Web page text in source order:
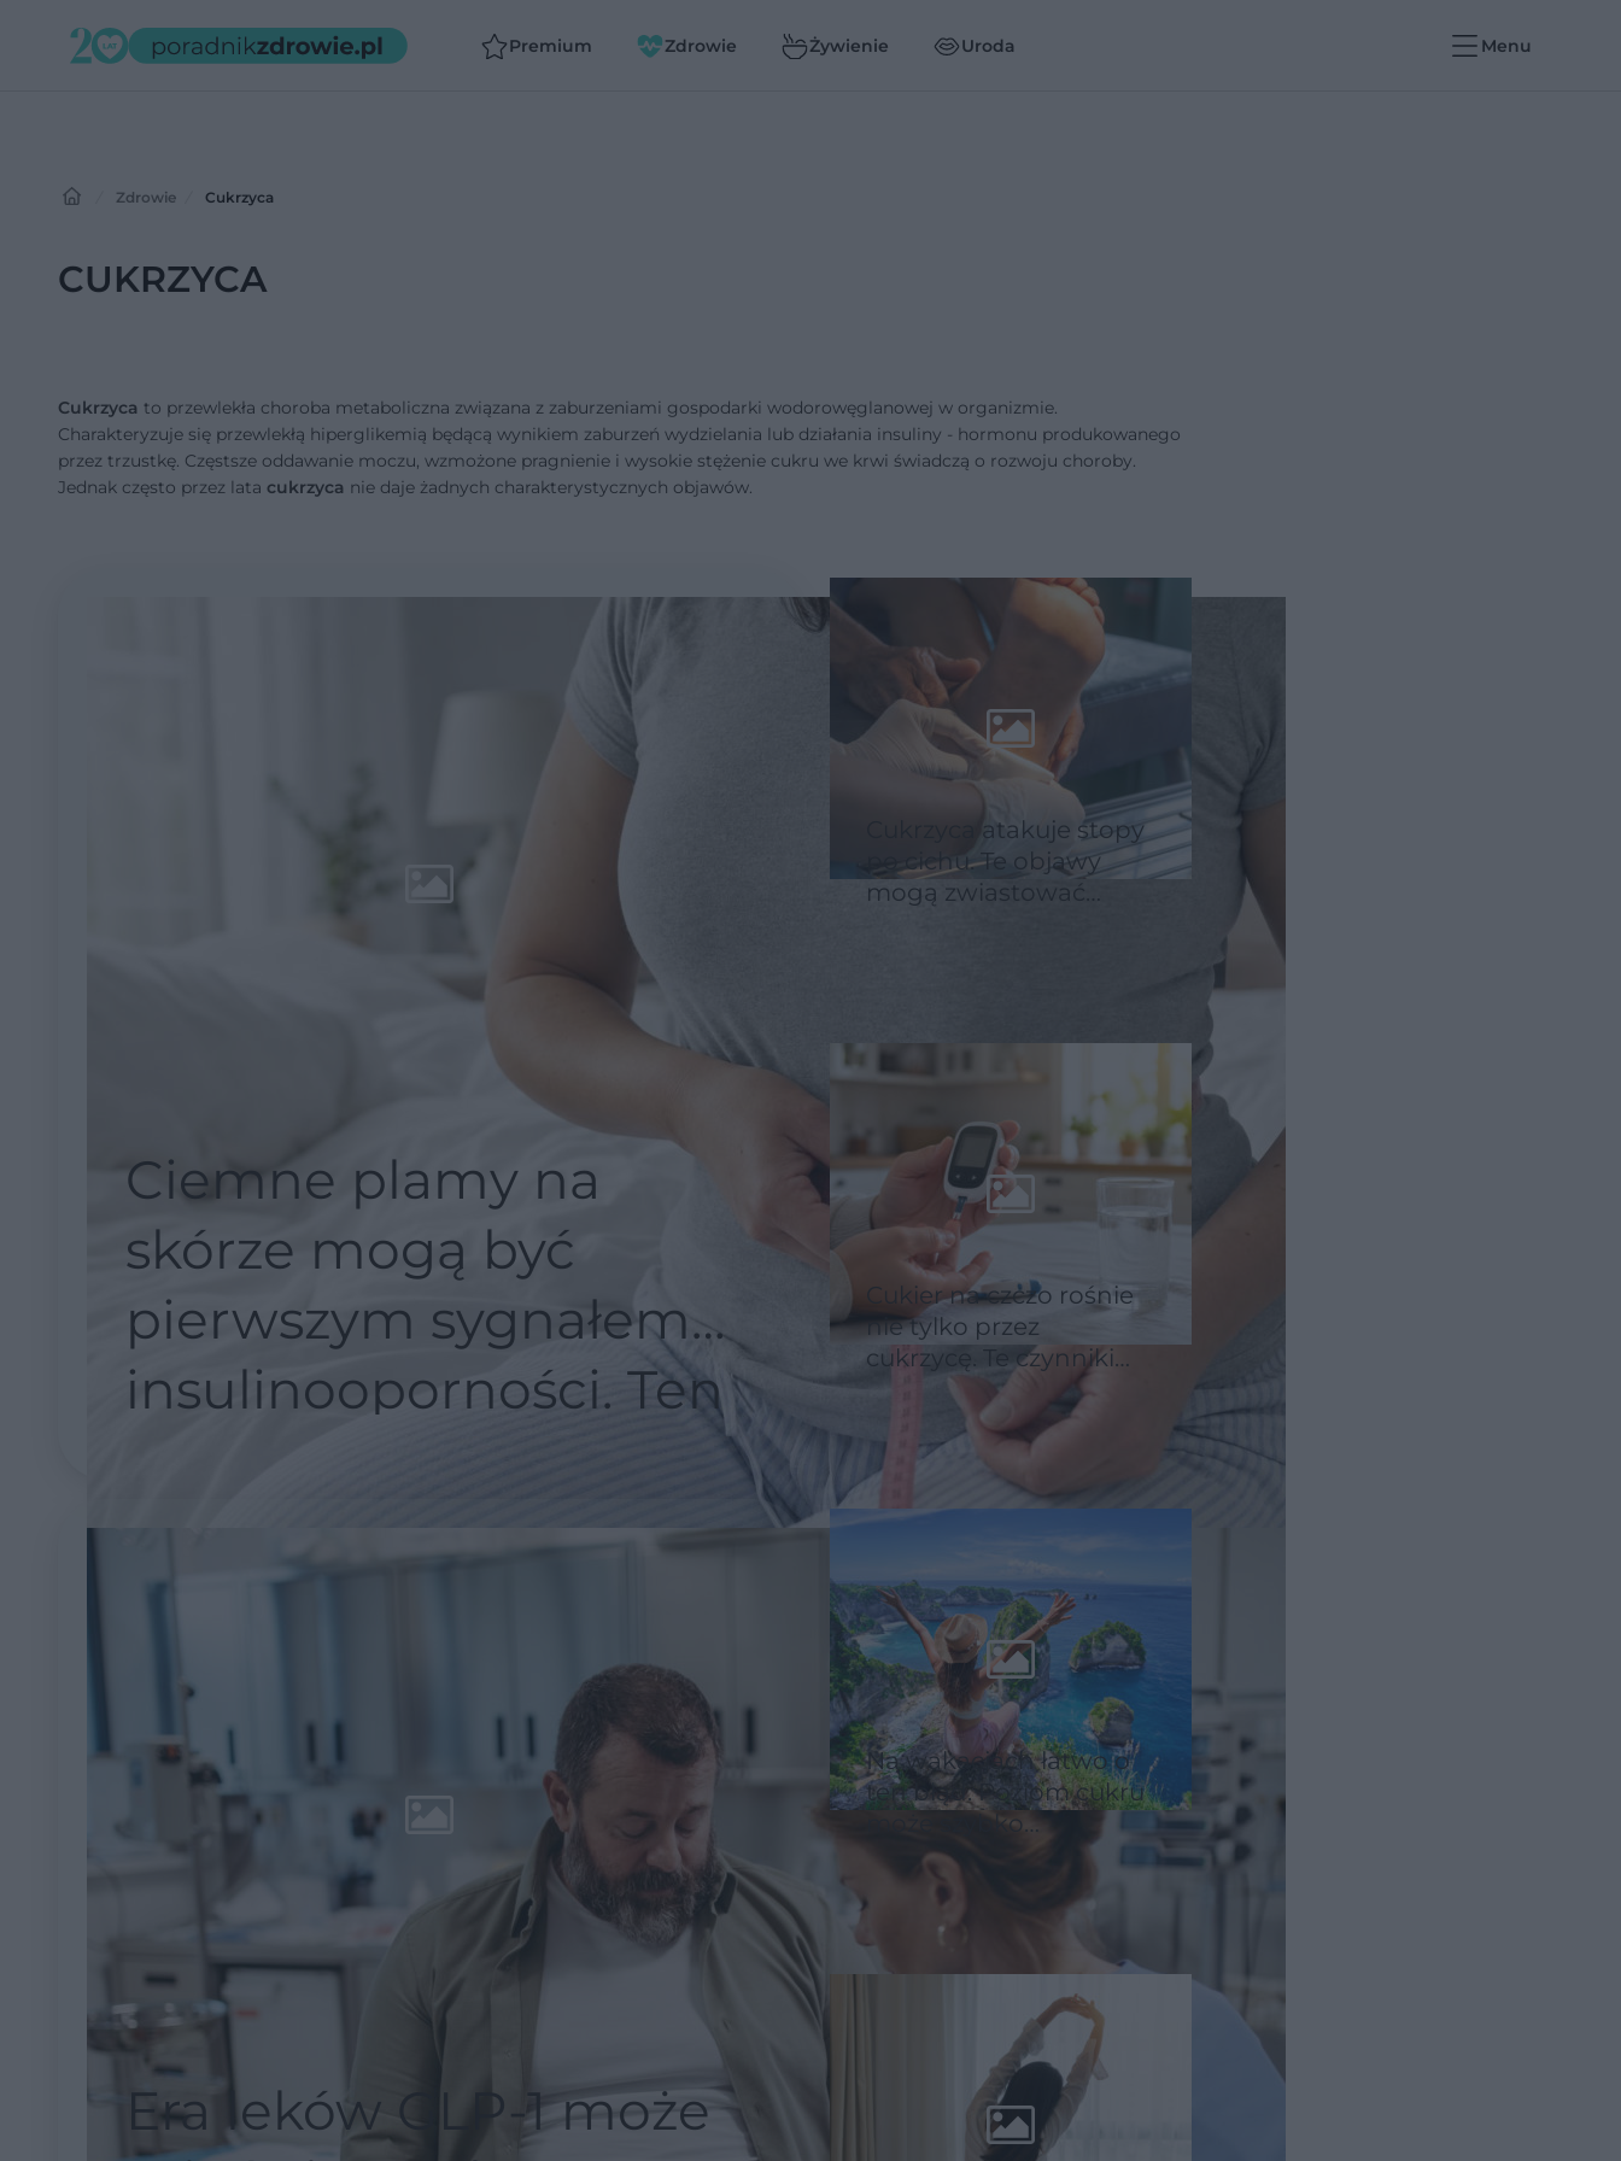
Premium Zdrowie Żywienie Uroda Menu
Zdrowie Cukrzyca
CUKRZYCA
Cukrzyca to przewlekła choroba metaboliczna związana z zaburzeniami gospodarki wodorowęglanowej w organizmie.
Charakteryzuje się przewlekłą hiperglikemią będącą wynikiem zaburzeń wydzielania lub działania insuliny - hormonu produkowanego
przez trzustkę. Częstsze oddawanie moczu, wzmożone pragnienie i wysokie stężenie cukru we krwi świadczą o rozwoju choroby.
Jednak często przez lata cukrzyca nie daje żadnych charakterystycznych objawów.
Ciemne plamy na
skórze mogą być
pierwszym sygnałem
insulinooporności. Ten
Era leków GLP-1 może
Cukrzyca atakuje stopy
po cichu. Te objawy
mogą zwiastować
Cukier na czczo rośnie
nie tylko przez
cukrzycę. Te czynniki
zmieniają wynik
badania
Na wakacjach łatwo o
ten błąd. Poziom cukru
może szybko
wymknąć się spod
kontroli